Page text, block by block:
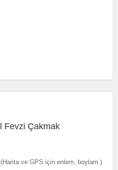
(Harita ve GPS için enlem, boylam.)